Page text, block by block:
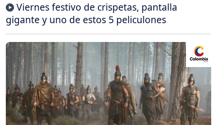
Viernes festivo de crispetas, pantalla
gigante y uno de estos 5 peliculones